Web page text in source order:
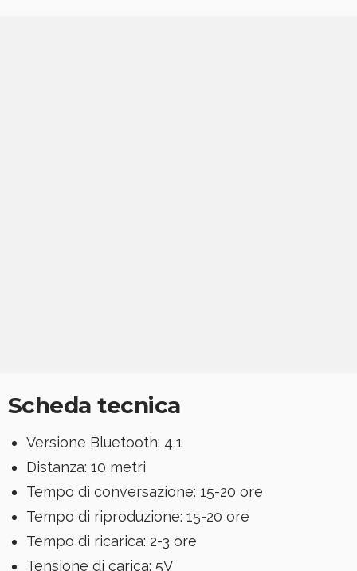
Scheda tecnica
Versione Bluetooth: 4,1
Distanza: 10 metri
Tempo di conversazione: 15-20 ore
Tempo di riproduzione: 15-20 ore
Tempo di ricarica: 2-3 ore
Tensione di carica: 5V